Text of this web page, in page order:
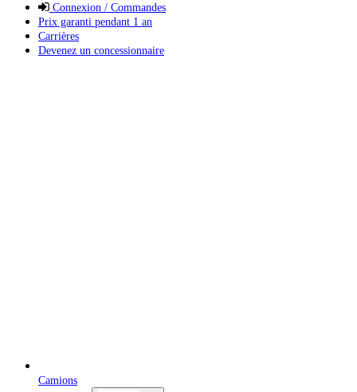
Connexion / Commandes
Prix garanti pendant 1 an
Carrières
Devenez un concessionnaire
Camions